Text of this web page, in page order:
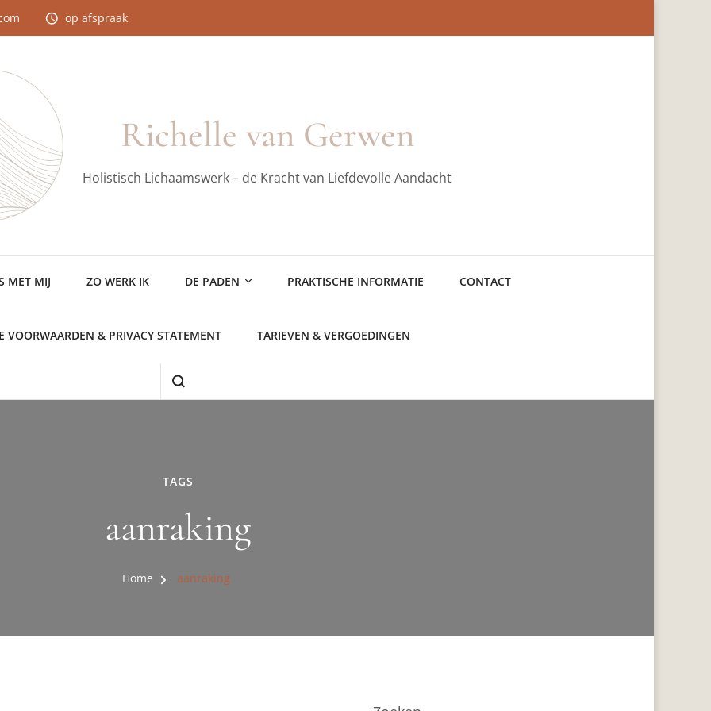
op afspraak
Richelle van Gerwen
Holistisch Lichaamswerk – de Kracht van Liefdevolle Aandacht
MET MIJ ZO WERK IK DE PADEN PRAKTISCHE INFORMATIE CONTACT
VOORWAARDEN & PRIVACY STATEMENT TARIEVEN & VERGOEDINGEN
TAGS
aanraking
Home aanraking